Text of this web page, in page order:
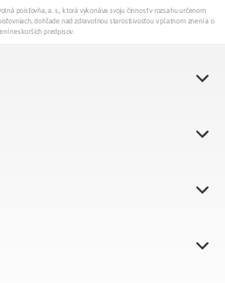
poisťovňa, a. s., ktorá vykonáva svoju činnosť v rozsahu určenom
dohľade nad zdravotnou starostlivosťou v platnom znení a o
neskorších predpisov.